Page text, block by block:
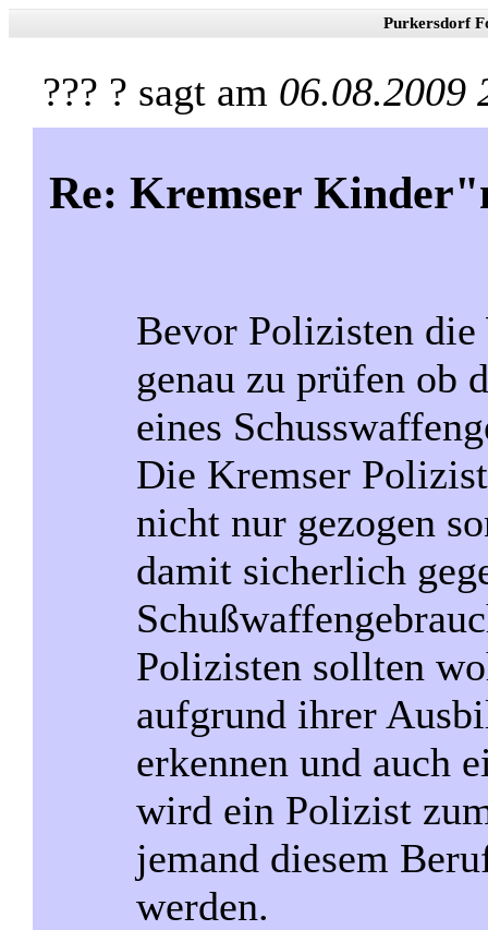
Purkersdorf
??? ? sagt am 06.08.2009
Re: Kremser
Bevor Polizisten die
genau zu prüfen ob
eines
Die Kremser
nicht nur gezogen
damit sicherlich
Polizisten sollten
aufgrund ihrer
erkennen und auch
wird ein Polizist
jemand diesem
werden.